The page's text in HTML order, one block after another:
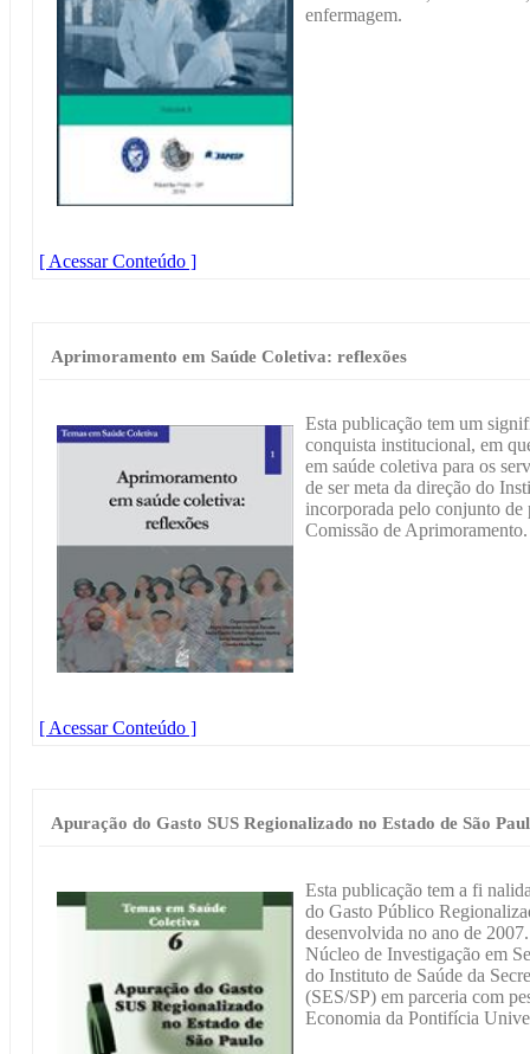
enfermagem.
[ Acessar Conteúdo ]
Aprimoramento em Saúde Coletiva: reflexões
Esta publicação tem um
conquista institucional, em
em saúde coletiva para os
de ser meta da direção do
incorporada pelo conjunto de
Comissão de Aprimoramento.
[ Acessar Conteúdo ]
Apuração do Gasto SUS Regionalizado no Estado de São
Esta publicação tem a fi
do Gasto Público
desenvolvida no ano de
Núcleo de Investigação em
do Instituto de Saúde da
(SES/SP) em parceria com
Economia da Pontifícia